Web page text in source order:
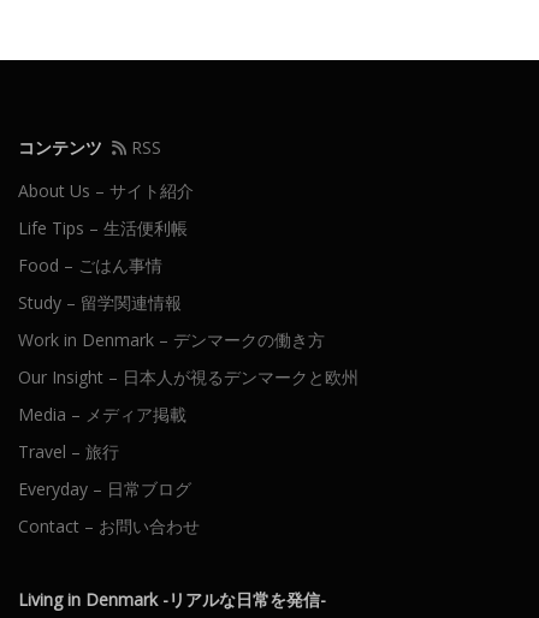
コンテンツ
RSS
About Us – サイト紹介
Life Tips – 生活便利帳
Food – ごはん事情
Study – 留学関連情報
Work in Denmark – デンマークの働き方
Our Insight – 日本人が視るデンマークと欧州
Media – メディア掲載
Travel – 旅行
Everyday – 日常ブログ
Contact – お問い合わせ
Living in Denmark -リアルな日常を発信-